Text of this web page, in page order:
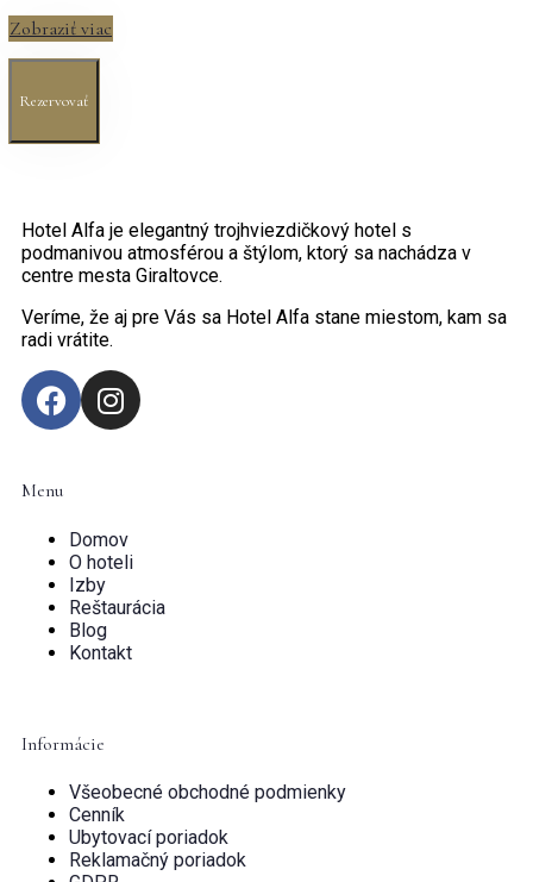
Zobraziť viac
Rezervovať
Hotel Alfa je elegantný trojhviezdičkový hotel s
podmanivou atmosférou a štýlom, ktorý sa nachádza v
centre mesta Giraltovce.
Veríme, že aj pre Vás sa Hotel Alfa stane miestom, kam sa
radi vrátite.
Menu
Domov
O hoteli
Izby
Reštaurácia
Blog
Kontakt
Informácie
Všeobecné obchodné podmienky
Cenník
Ubytovací poriadok
Reklamačný poriadok